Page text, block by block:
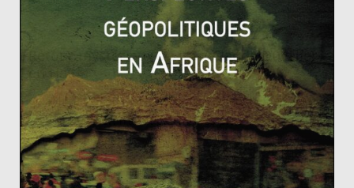
Les Yeux du Monde 21 janvier 2011 0 Comments
Retour mystérieux de Jean-Claude Duvalier
en Haïti
Cela faisait 25 ans que l’ancien président haïtien, Jean-
Claude Duvalier, n’avait pas mis les pieds sur l’île
d’Haïti. 25 années
Read More